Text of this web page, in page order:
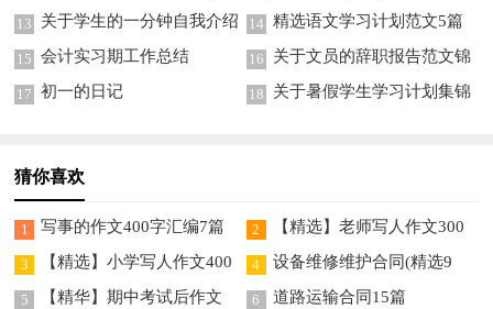
篇
13
关于学生的一分钟自我介绍
模板锦集9篇
14 精选语文学习计划范文5篇
15 会计实习期工作总结 16
关于文员的辞职报告范文锦
集9篇
17 初一的日记 18
关于暑假学生学习计划集锦
猜你喜欢
1 写事的作文400字汇编7篇 2
【精选】老师写人作文300
字锦集8篇
3
【精选】小学写人作文400
字集合八篇
4
设备维修维护合同(精选9
篇)
5
【精华】期中考试后作文
6 道路运输合同15篇